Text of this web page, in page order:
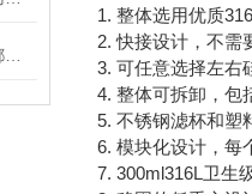
1. 整体选用优质
2. 快接设计，不需
3. 可任意选择左右
4. 整体可拆卸，包
5. 不锈钢滤杯和塑
6. 模块化设计，每
7. 300ml316L卫生